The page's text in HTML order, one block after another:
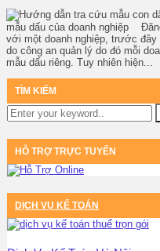
mẫu dấu của doanh nghiệp
với một doanh nghiệp, trước đây
do công an quản lý do đó mỗi
mẫu dấu riêng. Tuy nhiên hiện...
TÌM KIẾM
HỖ TRỢ TRỰC TUYẾN
DỊCH VỤ KẾ TOÁN